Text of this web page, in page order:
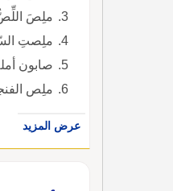
ملِصَ
ملِصتِ
صابون
ملِص
عرض المزيد